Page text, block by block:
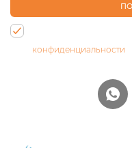
конфиденциальности